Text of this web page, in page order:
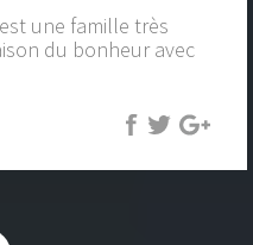
une famille très
du bonheur avec